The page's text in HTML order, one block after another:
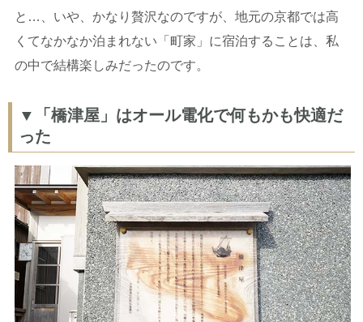
と…、いや、かなり贅沢なのですが、地元の京都では高
くてなかなか泊まれない「町家」に宿泊することは、私
の中で結構楽しみだったのです。
▼「橋津屋」はオール電化で何もかも快適だ
った